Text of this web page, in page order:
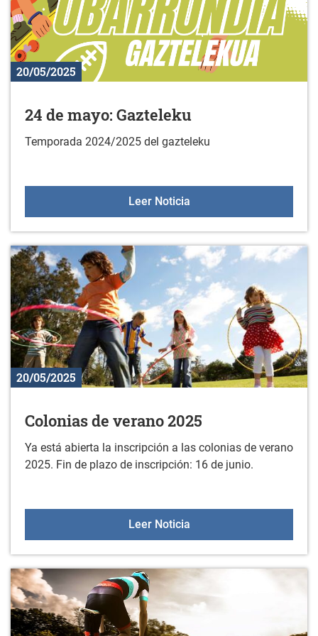
20/05/2025
24 de mayo: Gazteleku
Temporada 2024/2025 del gazteleku
Leer Noticia24 de mayo: Gazteleku
20/05/2025
Colonias de verano 2025
Ya está abierta la inscripción a las colonias de verano
2025. Fin de plazo de inscripción: 16 de junio.
Leer NoticiaColonias de verano 2025